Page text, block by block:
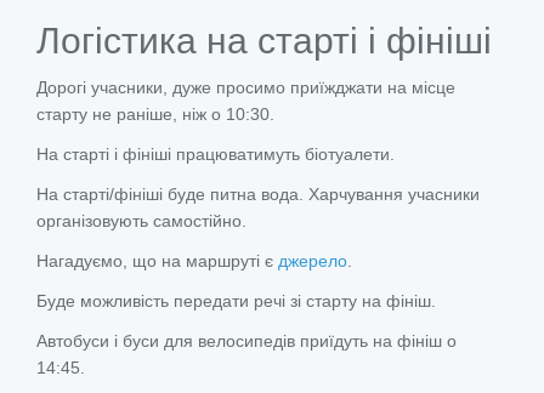
Логістика на старті і фініші
Дорогі учасники, дуже просимо приїжджати на місце
старту не раніше, ніж о 10:30.
На старті і фініші працюватимуть біотуалети.
На старті/фініші буде питна вода. Харчування учасники
організовують самостійно.
Нагадуємо, що на маршруті є джерело
Буде можливість передати речі зі старту на фініш.
Автобуси і буси для велосипедів приїдуть на фініш о
14:45.